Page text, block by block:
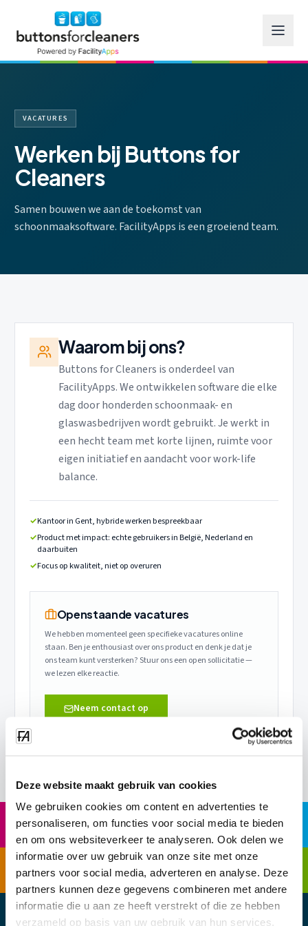
Deze website maakt gebruik van cookies
We gebruiken cookies om content en advertenties te
personaliseren, om functies voor social media te bieden
en om ons websiteverkeer te analyseren. Ook delen we
informatie over uw gebruik van onze site met onze
partners voor social media, adverteren en analyse. Deze
partners kunnen deze gegevens combineren met andere
informatie die u aan ze heeft verstrekt of die ze hebben
verzameld op basis van uw gebruik van hun services.
Ga naar hoofdinhoud
VACATURES
Werken bij Buttons for
Cleaners
Samen bouwen we aan de toekomst van
schoonmaaksoftware. FacilityApps is een groeiend team.
Waarom bij ons?
Buttons for Cleaners is onderdeel van
FacilityApps. We ontwikkelen software die elke
dag door honderden schoonmaak- en
glaswasbedrijven wordt gebruikt. Je werkt in
een hecht team met korte lijnen, ruimte voor
eigen initiatief en aandacht voor work-life
balance.
✓Kantoor in Gent, hybride werken bespreekbaar
✓Product met impact: echte gebruikers in België, Nederland en
daarbuiten
✓Focus op kwaliteit, niet op overuren
Openstaande vacatures
We hebben momenteel geen specifieke vacatures online
staan. Ben je enthousiast over ons product en denk je dat je
ons team kunt versterken? Stuur ons een open sollicitatie —
we lezen elke reactie.
Neem contact op
Calculatie VR Training
Planning Tijdsregistratie